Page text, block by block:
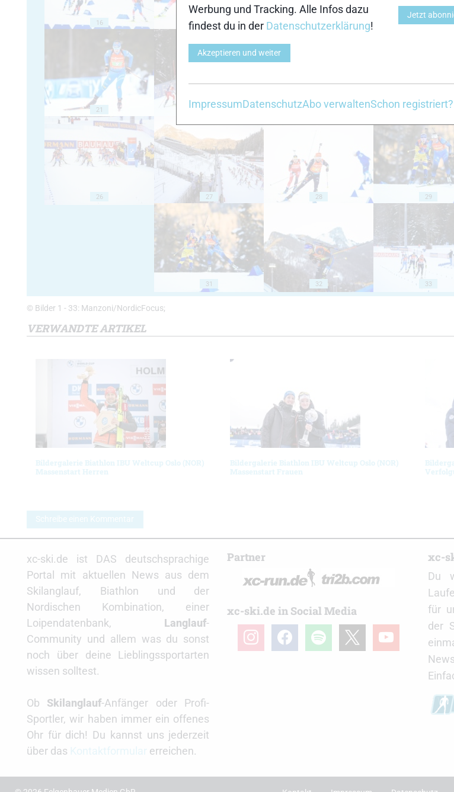
16 17 18 19
21 22 23 24
26 27 28 29
31 32 33
© Bilder 1 - 33: Manzoni/NordicFocus;
VERWANDTE ARTIKEL
Bildergalerie Biathlon IBU Weltcup Oslo (NOR)
Massenstart Herren
Bildergalerie Biathlon IBU Weltcup Oslo (NOR)
Massenstart Frauen
Schreibe einen Kommentar
xc-ski.de ist DAS deutschsprachige
Portal mit aktuellen News aus dem
Skilanglauf, Biathlon und der
Nordischen Kombination, einer
Loipendatenbank, Langlauf-
Community und allem was du sonst
noch über deine Lieblingssportarten
wissen solltest.
Ob Skilanglauf-Anfänger oder Profi-
Sportler, wir haben immer ein offenes
Ohr für dich! Du kannst uns jederzeit
über das
erreichen.
Partner
xc-ski.de in Social Media
instagramfacebookspotify youtube
xc-
Du
für
der
Werbung und Tracking. Alle Infos dazu
findest du in der Datenschutzerklärung!
Akzeptieren und weiter
Jetzt
ImpressumDatenschutzAbo verwaltenSchon